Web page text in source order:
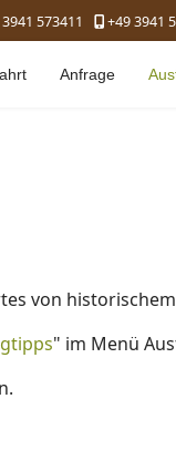
573411 +49 3941
Anfrage
von
" im Menü